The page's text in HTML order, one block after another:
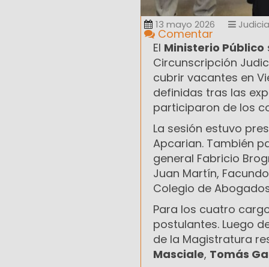
13 mayo 2026
Comentar
El Ministerio Público
Circunscripción
cubrir vacantes en
definidas tras las
participaron de los
La sesión estuvo
Apcarian. También
general Fabricio
Juan Martín,
Colegio de
Para los cuatro
postulantes. Luego
de la Magistratura
Masciale, Tomás